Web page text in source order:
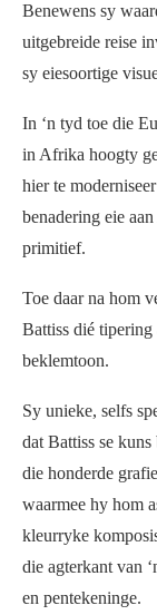
Benewens sy
uitgebreide reise
sy eiesoortige
In ‘n tyd toe die
in Afrika hoogty
hier te
benadering eie
primitief.
Toe daar na hom
Battiss dié
beklemtoon.
Sy unieke, selfs
dat Battiss se
die honderde
waarmee hy hom
kleurryke
die agterkant van
en pentekeninge.